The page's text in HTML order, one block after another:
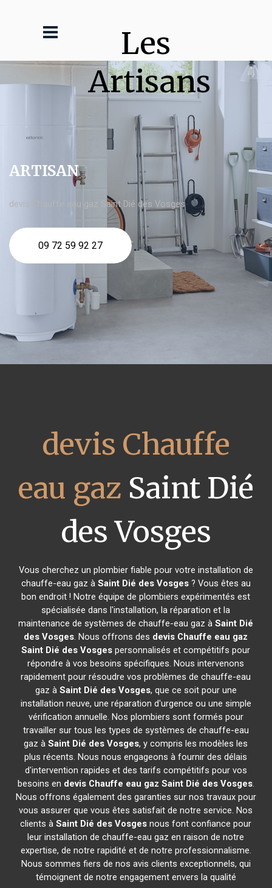
Les
Artisans
ARTISAN
devis Chauffe eau gaz Saint Dié des Vosges
09 72 59 92 27
devis Chauffe
eau gaz Saint Dié
des Vosges
Vous cherchez un plombier fiable pour votre installation de
chauffe-eau gaz à Saint Dié des Vosges? Vous êtes au
bon endroit ! Notre équipe de plombiers expérimentés est
spécialisée dans l'installation, la réparation et la
maintenance de systèmes de chauffe-eau gaz àSaint Dié
des Vosges. Nous offrons des devis Chauffe eau gaz
Saint Dié des Vosges personnalisés et compétitifs pour
répondre à vos besoins spécifiques. Nous intervenons
rapidement pour résoudre vos problèmes de chauffe-eau
gaz à Saint Dié des Vosges, que ce soit pour une
installation neuve, une réparation d'urgence ou une simple
vérification annuelle. Nos plombiers sont formés pour
travailler sur tous les types de systèmes de chauffe-eau
gaz àSaint Dié des Vosges, y compris les modèles les
plus récents. Nous nous engageons à fournir des délais
d'intervention rapides et des tarifs compétitifs pour vos
besoins en devis Chauffe eau gaz Saint Dié des Vosges.
Nous offrons également des garanties sur nos travaux pour
vous assurer que vous êtes satisfait de notre service. Nos
clients àSaint Dié des Vosges nous font confiance pour
leur installation de chauffe-eau gaz en raison de notre
expertise, de notre rapidité et de notre professionnalisme.
Nous sommes fiers de nos avis clients exceptionnels, qui
témoignent de notre engagement envers la qualité